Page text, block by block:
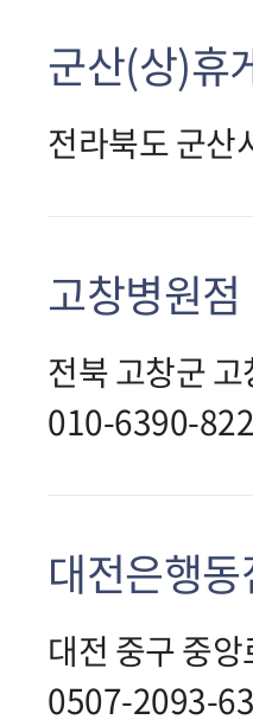
군산(상)휴
전라북도 군산
고창병원점
전북 고창군
010-6390-
대전은행동
대전 중구 중
0507-2093-